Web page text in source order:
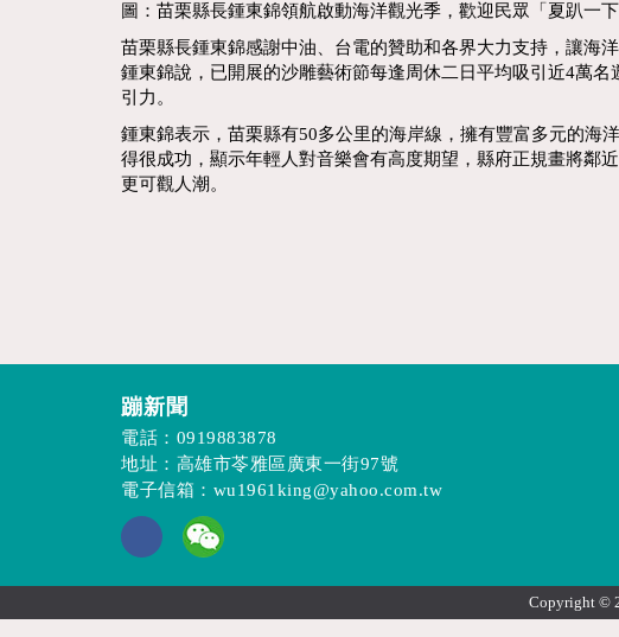
圖：苗栗縣長鍾東錦領航啟動海洋觀光季，歡迎民眾「夏趴一
苗栗縣長鍾東錦感謝中油、台電的贊助和各界大力支持，讓海
鍾東錦說，已開展的沙雕藝術節每逢周休二日平均吸引近4萬
引力。
鍾東錦表示，苗栗縣有50多公里的海岸線，擁有豐富多元的海
得很成功，顯示年輕人對音樂會有高度期望，縣府正規畫將鄰
更可觀人潮。
蹦新聞
電話： 0919883878
地址：高雄市苓雅區廣東一街97號
電子信箱： wu1961king@yahoo.com.tw
Copyright ©